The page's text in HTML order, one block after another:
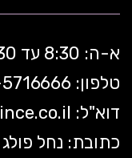
א-ה: 8:30 עד 16:30
טלפון: 050-5 716666
דוא"ל:
כתובת: נחל פולג 1, יבנה, ישראל